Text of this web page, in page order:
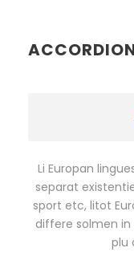
Li Europan
separat
sport etc, litot
differe solmen
plu